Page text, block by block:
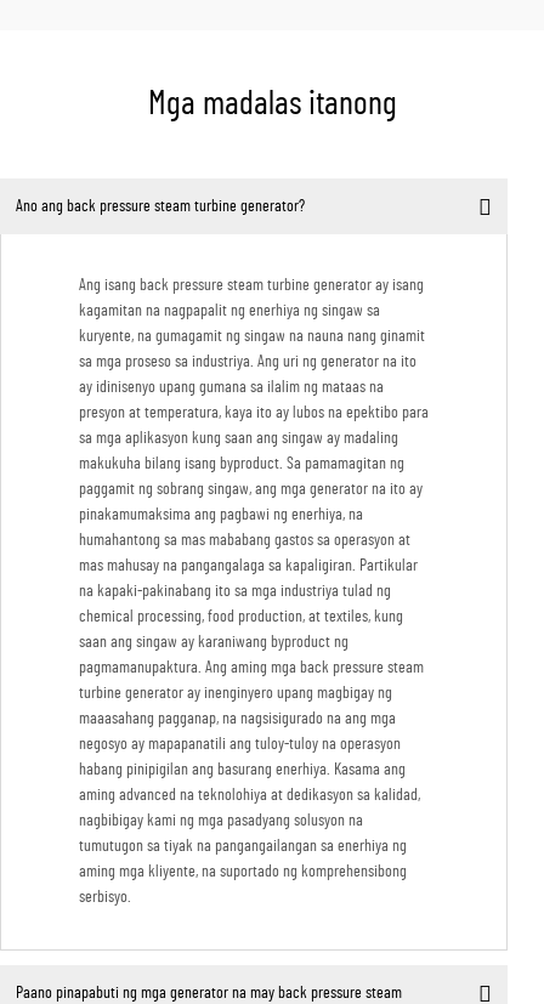
Mga madalas itanong
Ano ang back pressure steam turbine generator?
Ang isang back pressure steam turbine generator ay isang
kagamitan na nagpapalit ng enerhiya ng singaw sa
kuryente, na gumagamit ng singaw na nauna nang ginamit
sa mga proseso sa industriya. Ang uri ng generator na ito
ay idinisenyo upang gumana sa ilalim ng mataas na
presyon at temperatura, kaya ito ay lubos na epektibo para
sa mga aplikasyon kung saan ang singaw ay madaling
makukuha bilang isang byproduct. Sa pamamagitan ng
paggamit ng sobrang singaw, ang mga generator na ito ay
pinakamumaksima ang pagbawi ng enerhiya, na
humahantong sa mas mababang gastos sa operasyon at
mas mahusay na pangangalaga sa kapaligiran. Partikular
na kapaki-pakinabang ito sa mga industriya tulad ng
chemical processing, food production, at textiles, kung
saan ang singaw ay karaniwang byproduct ng
pagmamanupaktura. Ang aming mga back pressure steam
turbine generator ay inenginyero upang magbigay ng
maaasahang pagganap, na nagsisigurado na ang mga
negosyo ay mapapanatili ang tuloy-tuloy na operasyon
habang pinipigilan ang basurang enerhiya. Kasama ang
aming advanced na teknolohiya at dedikasyon sa kalidad,
nagbibigay kami ng mga pasadyang solusyon na
tumutugon sa tiyak na pangangailangan sa enerhiya ng
aming mga kliyente, na suportado ng komprehensibong
serbisyo.
Paano pinapabuti ng mga generator na may back pressure steam